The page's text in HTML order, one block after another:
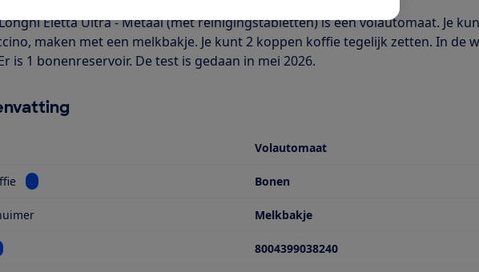
Eletta Ultra - Metaal (met reinigingstabletten) is een volautomaat. Je
maken met een melkbakje. Je kunt 2 koppen koffie tegelijk zetten. In de
is 1 bonenreservoir. De test is gedaan in mei 2026.
Volautomaat
Bekijk informatie voor Type koffie Bonen
Melkbakje
informatie voor EAN 8004399038240